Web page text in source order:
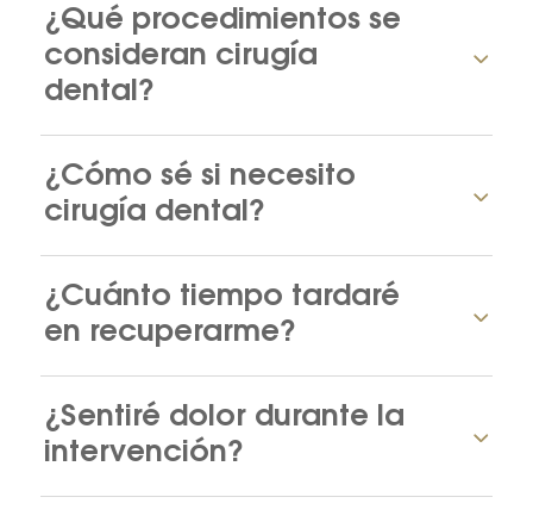
¿Qué procedimientos se
consideran cirugía
dental?
¿Cómo sé si necesito
cirugía dental?
¿Cuánto tiempo tardaré
en recuperarme?
¿Sentiré dolor durante la
intervención?